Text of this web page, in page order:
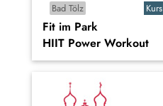
Bad Tölz
Kurs
Fit im Park
HIIT Power Workout